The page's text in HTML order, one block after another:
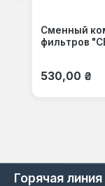
Сменный
фильтров
Обычная
530,00 ₴
Горячая